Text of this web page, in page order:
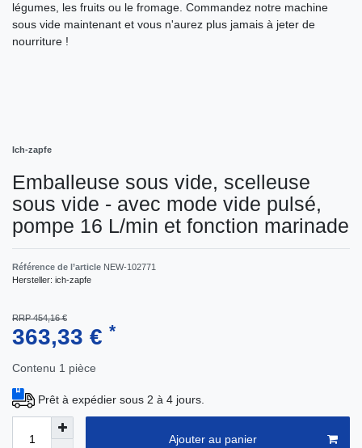
légumes, les fruits ou le fromage. Commandez notre machine
sous vide maintenant et vous n'aurez plus jamais à jeter de
nourriture !
Ich-zapfe
Emballeuse sous vide, scelleuse
sous vide - avec mode vide pulsé,
pompe 16 L/min et fonction marinade
Référence de l’article NEW-102771
Hersteller: ich-zapfe
RRP 454,16 €
363,33 € *
Contenu 1 pièce
Prêt à expédier sous 2 à 4 jours.
Ajouter au panier